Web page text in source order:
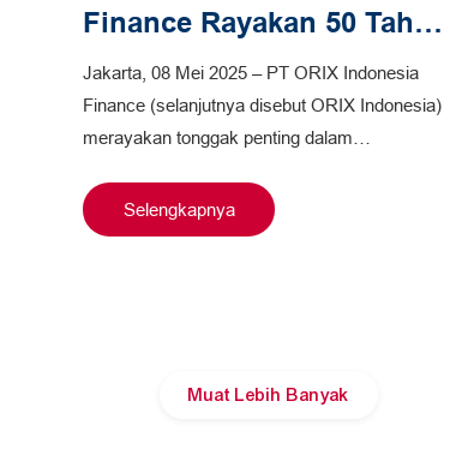
Finance Rayakan 50 Tahun
Kiprah di Indonesia
Jakarta, 08 Mei 2025 – PT ORIX Indonesia
Finance (selanjutnya disebut ORIX Indonesia)
merayakan tonggak penting dalam
peringatan Ulang Tahun ke…
Selengkapnya
Muat Lebih Banyak